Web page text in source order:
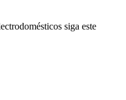
siga este